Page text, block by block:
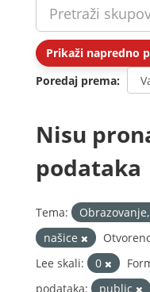
Prikaži napredno
Poredaj prema
Nisu
podataka
Tema:
našice
Lee skali:
0
podataka:
public